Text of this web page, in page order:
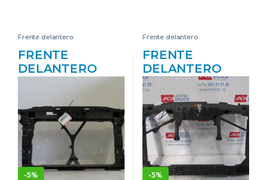
Frente delantero
FRENTE
DELANTERO
(2005->) 2.0 CD
D/ RF – #PROV#
DRFPROV GRIS
GLYCO FRONTAL
PANEL
-5%
Frente delantero
FRENTE
DELANTERO
MAZDA 6
FASTBACK (GH)
2.2 MZR-CD D/
R2 – #PROV#
DR2PROV
NEGRO
FRONTAL PANEL
-5%